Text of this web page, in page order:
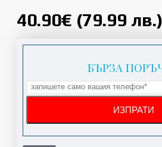
40.90€ (79.99 лв.)
БЪРЗА